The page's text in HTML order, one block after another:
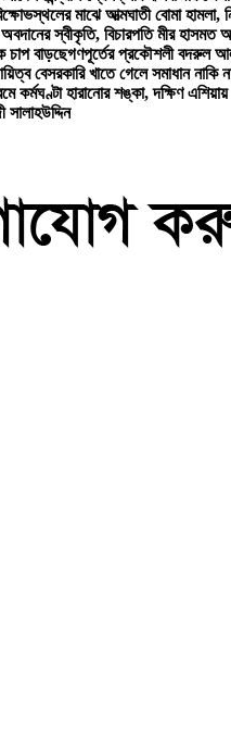
মাঝে আত্মঘাতী বোমা হামলা,
অবদানের স্বীকৃতি, বিচারপতি মীর
চাপ বাড়ছেগণপূর্তের প্রকৌশলী বদরুল
বেসরকারি খাতে গেলে সমাধান
কর্মঘণ্টা হারানোর শঙ্কা, দক্ষিণ